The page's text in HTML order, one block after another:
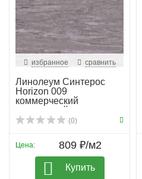
избранное сравнить
Линолеум Синтерос
Horizon 009
коммерческий
гомогенный
(0)
Цена: 809 ₽/м2
Купить